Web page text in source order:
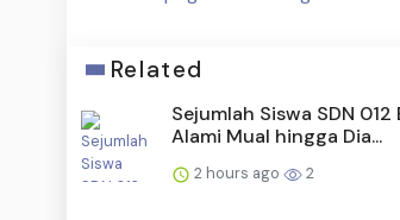
Related
Sejumlah Siswa SDN
Alami Mual hingga Dia...
2 hours ago 2